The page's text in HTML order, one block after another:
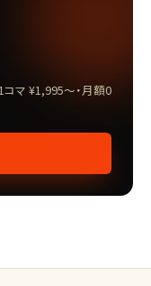
マ ¥1,995〜・月額0